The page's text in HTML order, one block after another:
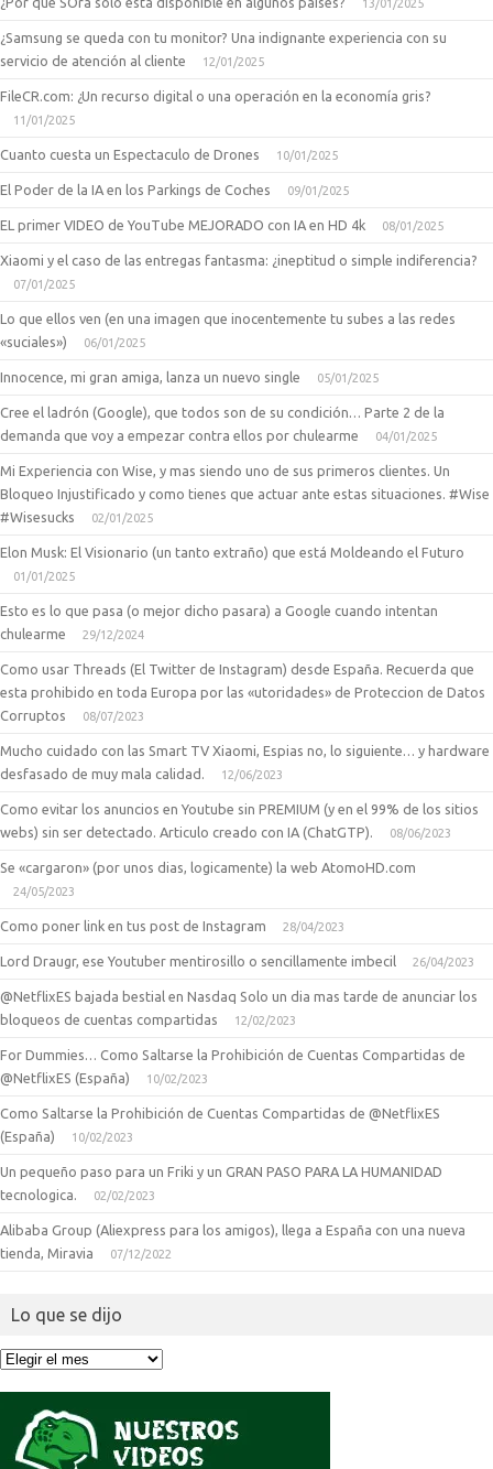
13/01/2025
¿Samsung se queda con tu monitor? Una indignante experiencia con su
servicio de atención al cliente
12/01/2025
FileCR.com: ¿Un recurso digital o una operación en la economía gris?
11/01/2025
Cuanto cuesta un Espectaculo de Drones 10/01/2025
El Poder de la IA en los Parkings de Coches 09/01/2025
EL primer VIDEO de YouTube MEJORADO con IA en HD 4k 08/01/2025
Xiaomi y el caso de las entregas fantasma: ¿ineptitud o simple indiferencia?
07/01/2025
Lo que ellos ven (en una imagen que inocentemente tu subes a las redes
«suciales»)
06/01/2025
Innocence, mi gran amiga, lanza un nuevo single 05/01/2025
Cree el ladrón (Google), que todos son de su condición… Parte 2 de la
demanda que voy a empezar contra ellos por chulearme
04/01/2025
Mi Experiencia con Wise, y mas siendo uno de sus primeros clientes. Un
Bloqueo Injustificado y como tienes que actuar ante estas situaciones. #Wise
#Wisesucks
02/01/2025
Elon Musk: El Visionario (un tanto extraño) que está Moldeando el Futuro
01/01/2025
Esto es lo que pasa (o mejor dicho pasara) a Google cuando intentan
chulearme
29/12/2024
Como usar Threads (El Twitter de Instagram) desde España. Recuerda que
esta prohibido en toda Europa por las «utoridades» de Proteccion de Datos
Corruptos
08/07/2023
Mucho cuidado con las Smart TV Xiaomi, Espias no, lo siguiente… y hardware
desfasado de muy mala calidad.
12/06/2023
Como evitar los anuncios en Youtube sin PREMIUM (y en el 99% de los sitios
webs) sin ser detectado. Articulo creado con IA (ChatGTP).
08/06/2023
Se «cargaron» (por unos dias, logicamente) la web AtomoHD.com
24/05/2023
Como poner link en tus post de Instagram 28/04/2023
Lord Draugr, ese Youtuber mentirosillo o sencillamente imbecil 26/04/2023
@NetflixES bajada bestial en Nasdaq Solo un dia mas tarde de anunciar los
bloqueos de cuentas compartidas
12/02/2023
For Dummies… Como Saltarse la Prohibición de Cuentas Compartidas de
@NetflixES (España)
10/02/2023
Como Saltarse la Prohibición de Cuentas Compartidas de @NetflixES
(España)
10/02/2023
Un pequeño paso para un Friki y un GRAN PASO PARA LA HUMANIDAD
tecnologica.
02/02/2023
Alibaba Group (Aliexpress para los amigos), llega a España con una nueva
tienda, Miravia
07/12/2022
Lo que se dijo
Lo